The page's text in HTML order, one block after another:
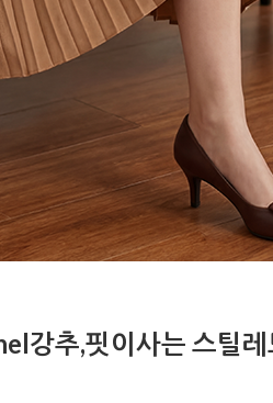
강추,핏이사는 스틸